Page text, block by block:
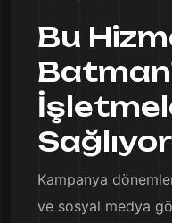
Bu
Kampanya
ve sosyal medya